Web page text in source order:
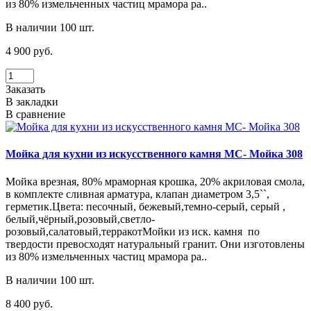
из 80% измельченных частиц мрамора ра..
В наличии 100 шт.
4 900 руб.
Заказать
В закладки
В сравнение
Мойка для кухни из искусственного камня МС- Мойка 308
Мойка врезная, 80% мраморная крошка, 20% акриловая смола,
в комплекте сливная арматура, клапан диаметром 3,5``,
герметик.Цвета: песочный, бежевый,темно-серый, серый ,
белый,чёрный,розовый,светло-
розовый,салатовый,терракотМойки из иск. камня по
твердости превосходят натуральный гранит. Они изготовлены
из 80% измельченных частиц мрамора ра..
В наличии 100 шт.
8 400 руб.